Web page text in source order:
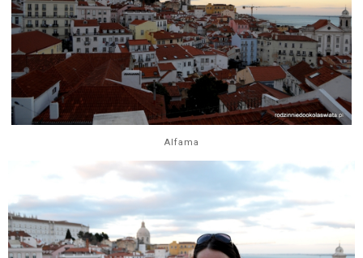
Alfama